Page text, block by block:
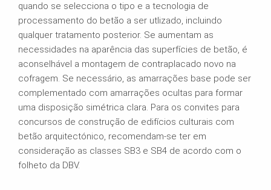
quando se selecciona o tipo e a tecnologia de
processamento do betão a ser utlizado, incluindo
qualquer tratamento posterior. Se aumentam as
necessidades na aparência das superfícies de betão, é
aconselhável a montagem de contraplacado novo na
cofragem. Se necessário, as amarrações base pode ser
complementado com amarrações ocultas para formar
uma disposição simétrica clara. Para os convites para
concursos de construção de edifícios culturais com
betão arquitectónico, recomendam-se ter em
consideração as classes SB3 e SB4 de acordo com o
folheto da DBV.